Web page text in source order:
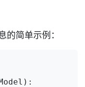
的简单示例：